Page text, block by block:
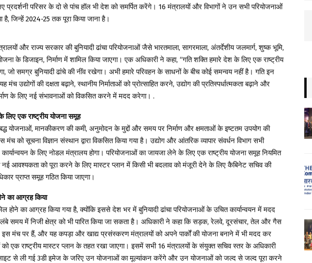
प्रदर्शनी परिसर के दो से पांच हॉल भी देश को समर्पित करेंगे। 16 मंत्रालयों और विभागों ने उन सभी परियोजनाओं
जिन्हें 2024-25 तक पूरा किया जाना है।
और राज्य सरकार की बुनियादी ढांचा परियोजनाओं जैसे भारतमाला, सागरमाला, अंतर्देशीय जलमार्ग, शुष्क भूमि,
के डिजाइन, निर्माण में शामिल किया जाएगा। एक अधिकारी ने कहा, “गति शक्ति हमारे देश के लिए एक राष्ट्रीय
जो समग्र बुनियादी ढांचे की नींव रखेगा। अभी हमारे परिवहन के साधनों के बीच कोई समन्वय नहीं है। गति इन
उद्योगों की दक्षता बढ़ाने, स्थानीय निर्माताओं को प्रोत्साहित करने, उद्योग की प्रतिस्पर्धात्मकता बढ़ाने और
के लिए नई संभावनाओं को विकसित करने में मदद करेगा। .
एक राष्ट्रीय योजना समूह
योजनाओं, मानकीकरण की कमी, अनुमोदन के मुद्दों और समय पर निर्माण और क्षमताओं के इष्टतम उपयोग की
मंच को सूचना विज्ञान संस्थान द्वारा विकसित किया गया है। उद्योग और आंतरिक व्यापार संवर्धन विभाग सभी
के लिए नोडल मंत्रालय होगा। परियोजनाओं का जायजा लेने के लिए एक राष्ट्रीय योजना समूह नियमित
आवश्यकता को पूरा करने के लिए मास्टर प्लान में किसी भी बदलाव को मंजूरी देने के लिए कैबिनेट सचिव की
प्राप्त समूह गठित किया जाएगा।
का आग्रह किया
होने का आग्रह किया गया है, क्योंकि इससे देश भर में बुनियादी ढांचा परियोजनाओं के उचित कार्यान्वयन में मदद
समय में निजी क्षेत्र को भी पारित किया जा सकता है। अधिकारी ने कहा कि सड़क, रेलवे, दूरसंचार, तेल और गैस
इस मंच पर हैं, और यह कपड़ा और खाद्य प्रसंस्करण मंत्रालयों को अपने पार्कों की योजना बनाने में भी मदद कर
एक राष्ट्रीय मास्टर प्लान के तहत रखा जाएगा। इसमें सभी 16 मंत्रालयों के संयुक्त सचिव स्तर के अधिकारी
से ली गई 3डी इमेज के जरिए उन योजनाओं का मूल्यांकन करेंगे और उन योजनाओं को जल्द से जल्द पूरा करने